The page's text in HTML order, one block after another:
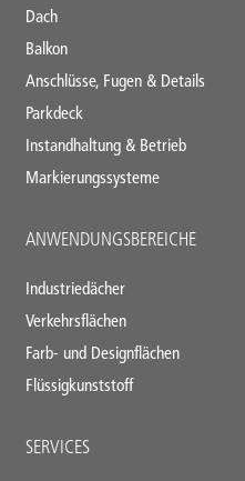
Dach
Balkon
Anschlüsse, Fugen & Details
Parkdeck
Instandhaltung & Betrieb
Markierungssysteme
ANWENDUNGSBEREICHE
Industriedächer
Verkehrsflächen
Farb- und Designflächen
Flüssigkunststoff
SERVICES